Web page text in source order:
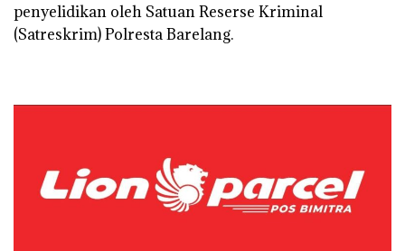
penyelidikan oleh Satuan Reserse Kriminal
(Satreskrim) Polresta Barelang.